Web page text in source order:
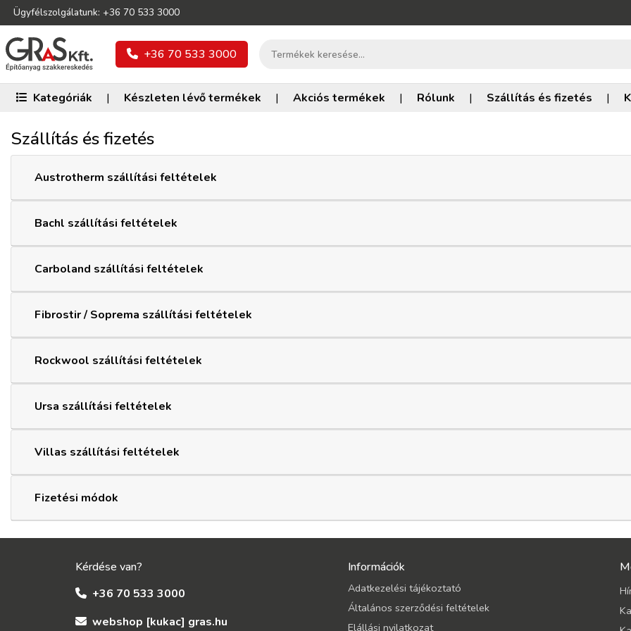
Ügyfélszolgálatunk: +36 70 533 3000
+36 70 533 3000
Kategóriák | Készleten lévő termékek | Akciós termékek | Rólunk | Szállítás és fizetés |
Szállítás és fizetés
Austrotherm szállítási feltételek
Bachl szállítási feltételek
Carboland szállítási feltételek
Fibrostir / Soprema szállítási feltételek
Rockwool szállítási feltételek
Ursa szállítási feltételek
Villas szállítási feltételek
Fizetési módok
Kérdése van?
+36 70 533 3000
webshop [kukac] gras.hu
Információk
Adatkezelési tájékoztató
Általános szerződési feltételek
Elállási nyilatkozat